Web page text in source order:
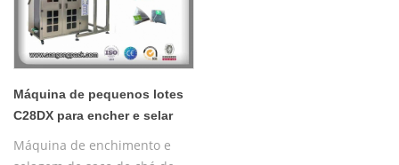
Máquina de pequenos lotes
C28DX para encher e selar
saquinhos de chá
Máquina de enchimento e